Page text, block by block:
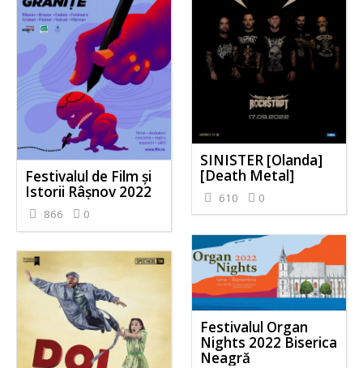
SINISTER [Olanda]
[Death Metal]
610 0
Festivalul de Film şi
Istorii Râşnov 2022
866 0
Festivalul Organ
Nights 2022 Biserica
Neagră